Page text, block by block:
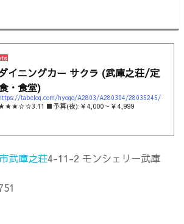
ダイニングカー サクラ (武庫之荘/定
・食堂)
tabelog.com/hyogo/A2803/A280304/28035245/
■予算(夜):￥4,000～￥4,999
武庫之荘4-11-2 モンシェリー武庫